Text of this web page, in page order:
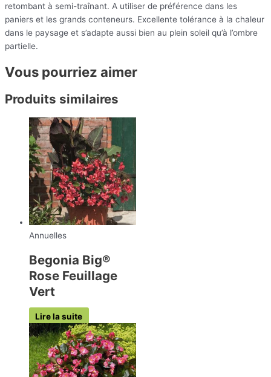
retombant à semi-traînant. A utiliser de préférence dans les
paniers et les grands conteneurs. Excellente tolérance à la chaleur
dans le paysage et s’adapte aussi bien au plein soleil qu’à l’ombre
partielle.
Vous pourriez aimer
Produits similaires
Annuelles
Begonia Big®
Rose Feuillage
Vert
Lire la suite